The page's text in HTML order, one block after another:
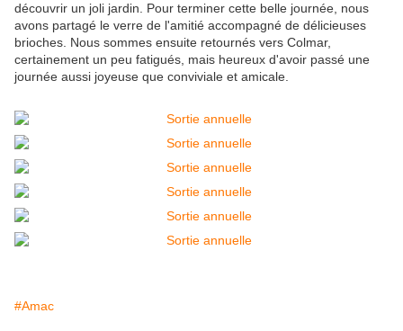
découvrir un joli jardin. Pour terminer cette belle journée, nous
avons partagé le verre de l'amitié accompagné de délicieuses
brioches. Nous sommes ensuite retournés vers Colmar,
certainement un peu fatigués, mais heureux d'avoir passé une
journée aussi joyeuse que conviviale et amicale.
#Amac